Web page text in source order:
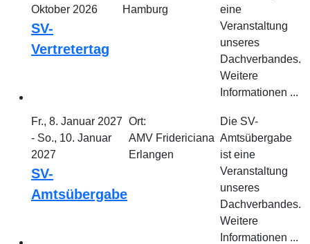
Oktober 2026
SV-
Vertretertag
Hamburg
eine
Veranstaltung
unseres
Dachverbandes.
Weitere
Informationen ...
Fr., 8. Januar 2027
- So., 10. Januar
2027
SV-
Amtsübergabe
Ort:
AMV Fridericiana
Erlangen
Die SV-
Amtsübergabe
ist eine
Veranstaltung
unseres
Dachverbandes.
Weitere
Informationen ...